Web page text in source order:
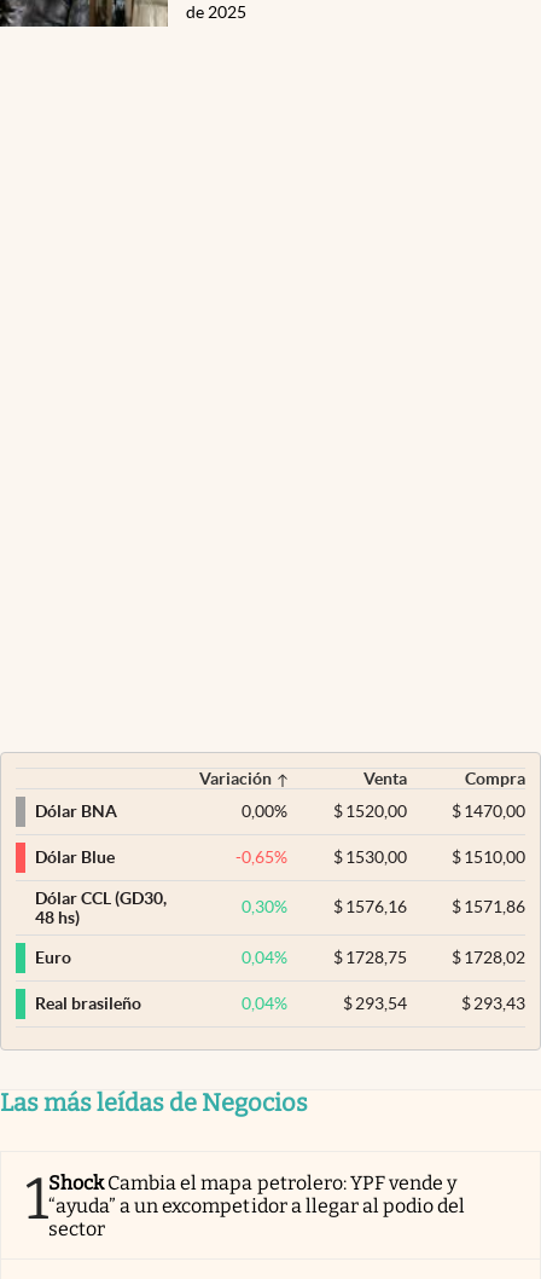
de 2025
Variación Venta
Compra
Dólar BNA
0,00% $ 1520,00 $1470,00
Dólar Blue -0,65% $ 1530,00 $1510,00
Dólar CCL (GD30,
48 hs)
0,30% $ 1576,16 $1571,86
Euro 0,04% $ 1728,75 $1728,02
Real brasileño 0,04% $ 293,54 $293,43
Las más leídas de Negocios
1Shock Cambia el mapa petrolero: YPF vende y
“ayuda” a un excompetidor a llegar al podio del
sector